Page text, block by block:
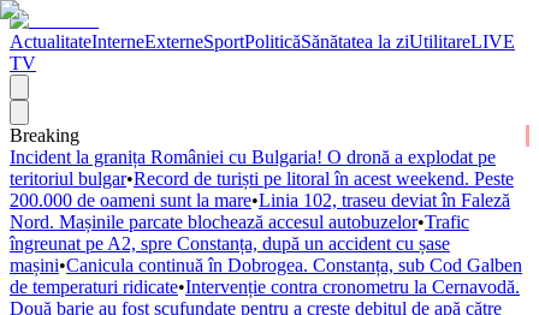
ActualitateInterneExterneSportPoliticăSănătatea la ziUtilitareLIVE
TV
Breaking
Incident la granița României cu Bulgaria! O dronă a explodat pe
teritoriul bulgar•Record de turiști pe litoral în acest weekend. Peste
200.000 de oameni sunt la mare•Linia 102, traseu deviat în Faleză
Nord. Mașinile parcate blochează accesul autobuzelor•Trafic
îngreunat pe A2, spre Constanța, după un accident cu șase
mașini•Canicula continuă în Dobrogea. Constanța, sub Cod Galben
de temperaturi ridicate•Intervenție contra cronometru la Cernavodă.
Două barje au fost scufundate pentru a crește debitul de apă către